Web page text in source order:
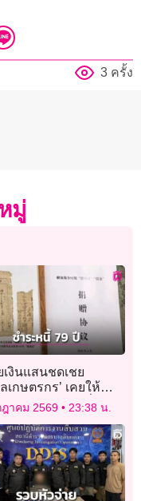
3 ครั้ง
มู่
เงินแสนชดเชย
เกษตรกร’ เคยให้
‘ยืมข้าวสาร’ เมื่อ 79
าคม 2569 23:38 น.